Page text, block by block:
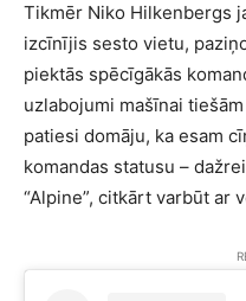
Tikmēr Niko Hilkenbergs
izcīnījis sesto vietu,
piektās spēcīgākās
uzlabojumi mašīnai
patiesi domāju, ka esam
komandas statusu –
“Alpine”, citkārt varbūt ar